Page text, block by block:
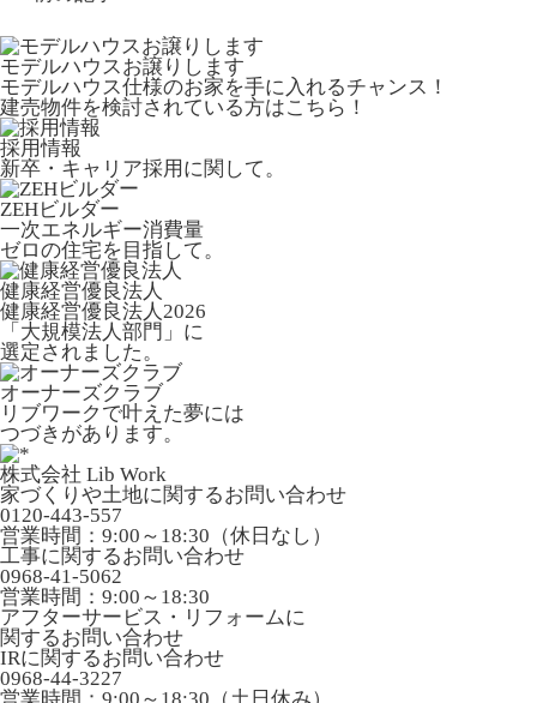
モデルハウスお譲りします
モデルハウス仕様のお家を手に入れるチャンス！
建売物件を検討されている方はこちら！
採用情報
新卒・キャリア採用に関して。
ZEHビルダー
一次エネルギー消費量
ゼロの住宅を目指して。
健康経営優良法人
健康経営優良法人2026
「大規模法人部門」に
選定されました。
オーナーズクラブ
リブワークで叶えた夢には
つづきがあります。
株式会社 Lib Work
家づくりや土地に関するお問い合わせ
0120-443-557
営業時間：9:00～18:30（休日なし）
工事に関するお問い合わせ
0968-41-5062
営業時間：9:00～18:30
アフターサービス・リフォームに
関するお問い合わせ
IRに関するお問い合わせ
0968-44-3227